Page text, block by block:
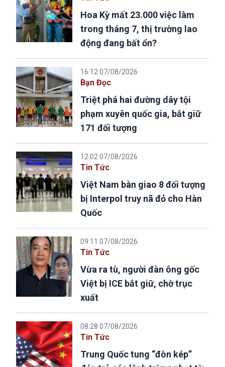
Hoa Kỳ mất 23.000 việc làm
trong tháng 7, thị trường lao
động đang bất ổn?
16:12 07/08/2026
Bạn Đọc
Triệt phá hai đường dây tội
phạm xuyên quốc gia, bắt giữ
171 đối tượng
12:02 07/08/2026
Tin Tức
Việt Nam bàn giao 8 đối tượng
bị Interpol truy nã đỏ cho Hàn
Quốc
09:11 07/08/2026
Tin Tức
Vừa ra tù, người đàn ông gốc
Việt bị ICE bắt giữ, chờ trục
xuất
08:28 07/08/2026
Tin Tức
Trung Quốc tung “đòn kép”